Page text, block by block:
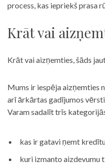
process, kas iepriekš prasa
Krāt vai
Krāt vai aizņemties, šāds
Mums ir iespēja aizņemties
arī ārkārtas gadījumos
Varam sadalīt trīs
kas ir gatavi ņemt
kuri izmanto aizdevumu